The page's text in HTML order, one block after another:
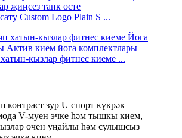
Custom Logo Plain S ...
кызлар фитнес киеме ...